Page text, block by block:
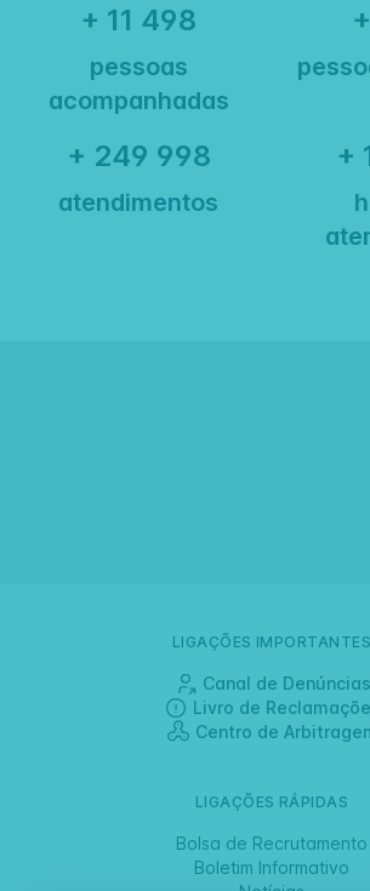
+ 11 500
pessoas
acompanhadas
+ 250 000
atendimentos
+
LIGAÇÕES IMPORTANTES
Canal de Denúncias
Livro de
Centro de
LIGAÇÕES RÁPIDAS
Bolsa de Recrutamento
Boletim Informativo